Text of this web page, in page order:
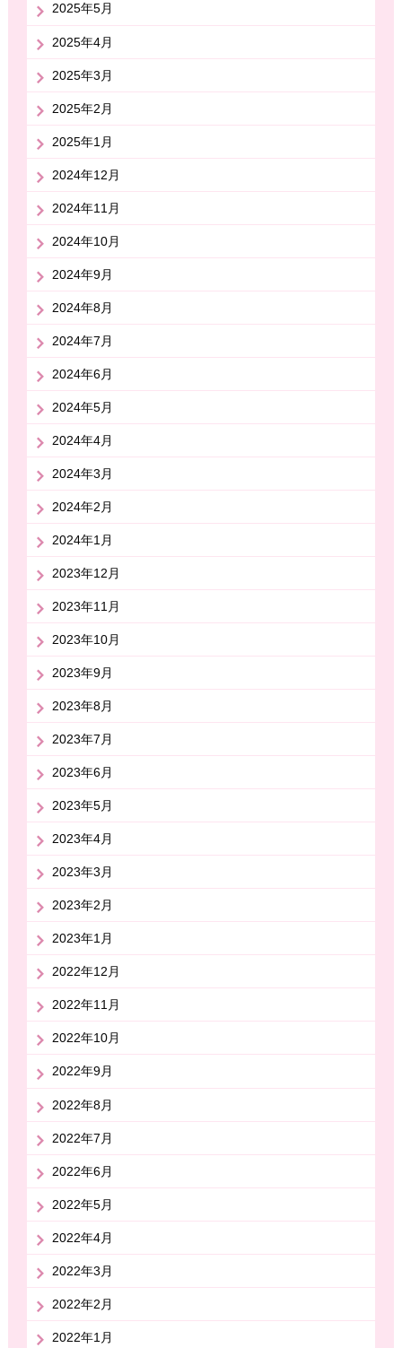
2025年5月
2025年4月
2025年3月
2025年2月
2025年1月
2024年12月
2024年11月
2024年10月
2024年9月
2024年8月
2024年7月
2024年6月
2024年5月
2024年4月
2024年3月
2024年2月
2024年1月
2023年12月
2023年11月
2023年10月
2023年9月
2023年8月
2023年7月
2023年6月
2023年5月
2023年4月
2023年3月
2023年2月
2023年1月
2022年12月
2022年11月
2022年10月
2022年9月
2022年8月
2022年7月
2022年6月
2022年5月
2022年4月
2022年3月
2022年2月
2022年1月